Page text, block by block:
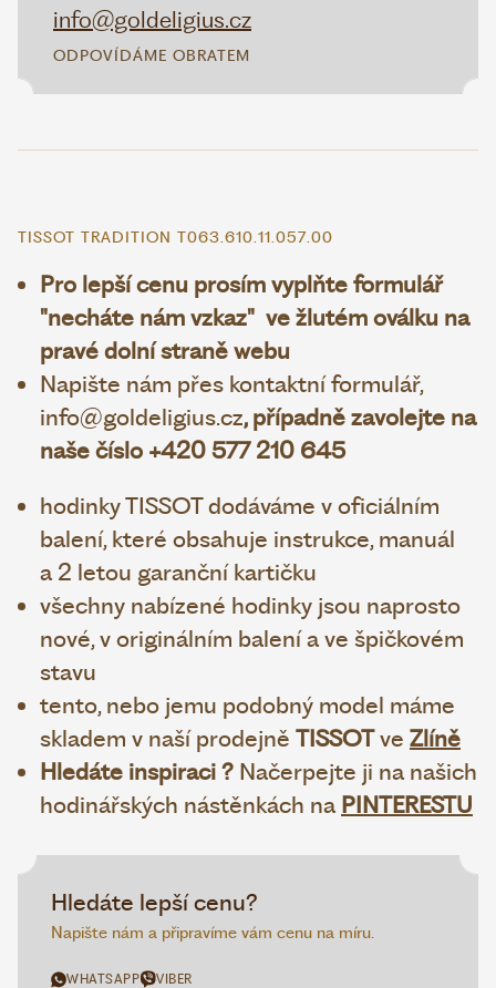
info@goldeligius.cz
ODPOVÍDÁME OBRATEM
TISSOT TRADITION T063.610.11.057.00
Pro lepší cenu prosím vyplňte formulář
"necháte nám vzkaz" ve žlutém oválku na
pravé dolní straně webu
Napište nám přes kontaktní formulář,
info@goldeligius.cz, případně zavolejte na
naše číslo +420 577 210 645
hodinky TISSOT dodáváme v oficiálním
balení, které obsahuje instrukce, manuál
a 2 letou garanční kartičku
všechny nabízené hodinky jsou naprosto
nové, v originálním balení a ve špičkovém
stavu
tento, nebo jemu podobný model máme
skladem v naší prodejně TISSOTve Zlíně
Hledáte inspiraci ? Načerpejte ji na našich
hodinářských nástěnkách na PINTERESTU
Hledáte lepší cenu?
Napište nám a připravíme vám cenu na míru.
WHATSAPP VIBER